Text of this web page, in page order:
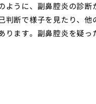
うに、副鼻腔炎の診断
断で様子を見たり、
ます。副鼻腔炎を疑